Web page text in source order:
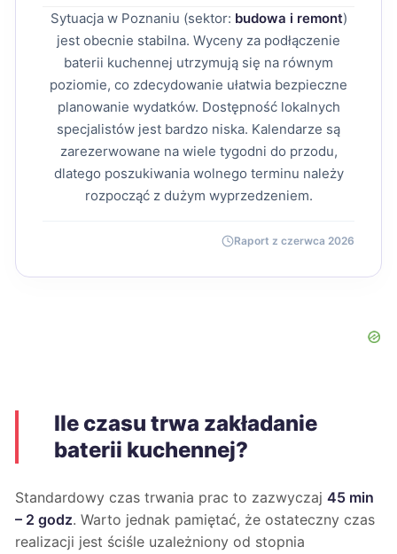
Sytuacja w Poznaniu (sektor: budowa i remont)
jest obecnie stabilna. Wyceny za podłączenie
baterii kuchennej utrzymują się na równym
poziomie, co zdecydowanie ułatwia bezpieczne
planowanie wydatków. Dostępność lokalnych
specjalistów jest bardzo niska. Kalendarze są
zarezerwowane na wiele tygodni do przodu,
dlatego poszukiwania wolnego terminu należy
rozpocząć z dużym wyprzedzeniem.
Raport z czerwca 2026
Ile czasu trwa zakładanie
baterii kuchennej?
Standardowy czas trwania prac to zazwyczaj 45 min
– 2 godz. Warto jednak pamiętać, że ostateczny czas
realizacji jest ściśle uzależniony od stopnia